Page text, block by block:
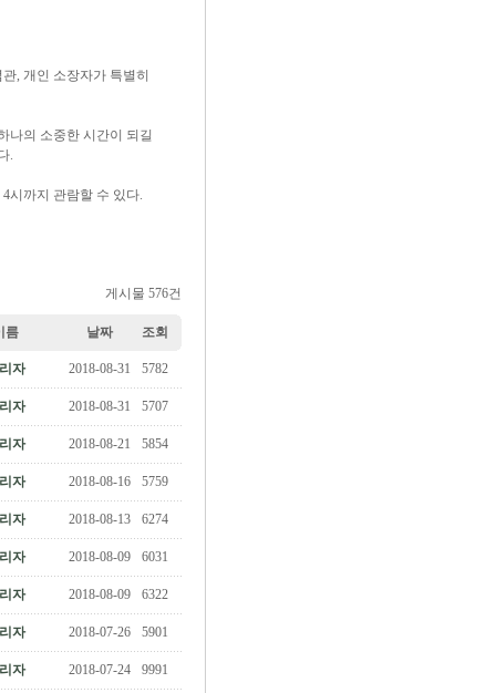
, 개인 소장자가 특별히
나의 소중한 시간이 되길
.
시까지 관람할 수 있다.
게시물 576건
름 날짜 조회
자 2018-08-31 5782
자 2018-08-31 5707
자 2018-08-21 5854
자 2018-08-16 5759
자 2018-08-13 6274
자 2018-08-09 6031
자 2018-08-09 6322
자 2018-07-26 5901
자 2018-07-24 9991